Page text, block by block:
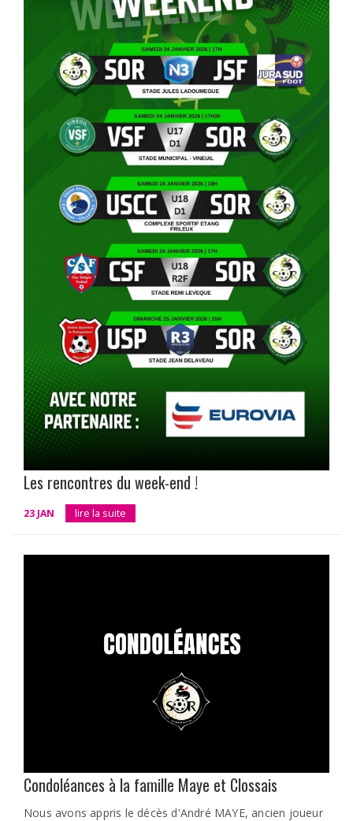
Les rencontres du week-end !
23 JAN lire la suite
Condoléances à la famille Maye et Clossais
Nous avons appris le décès d'André MAYE, ancien joueur